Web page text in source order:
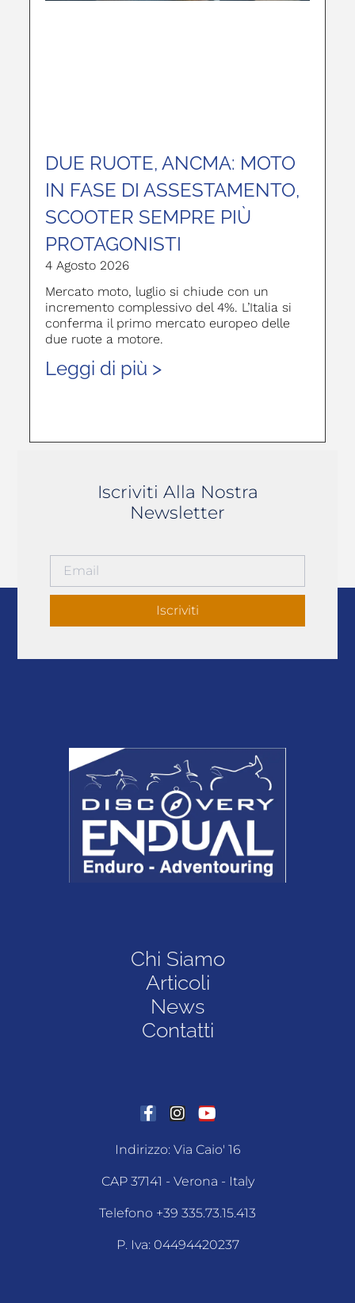
DUE RUOTE, ANCMA: MOTO
IN FASE DI ASSESTAMENTO,
SCOOTER SEMPRE PIÙ
PROTAGONISTI
4 Agosto 2026
Mercato moto, luglio si chiude con un
incremento complessivo del 4%. L’Italia si
conferma il primo mercato europeo delle
due ruote a motore.
Leggi di più >
Iscriviti Alla Nostra
Newsletter
Iscriviti
Chi Siamo
Articoli
News
Contatti
Indirizzo: Via Caio' 16
CAP 37141 - Verona - Italy
Telefono +39 335.73.15.413
P. Iva: 04494420237